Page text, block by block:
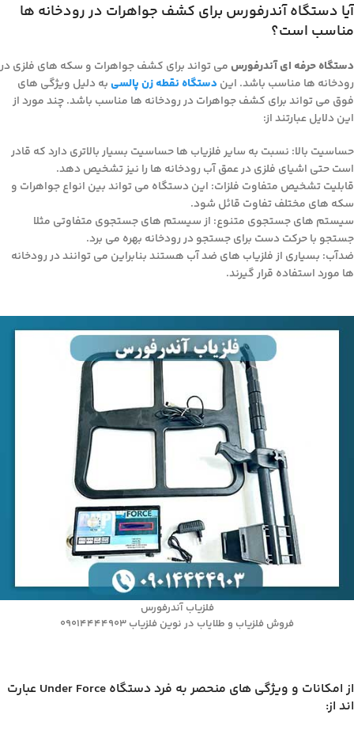
آیا دستگاه آندرفورس برای کشف جواهرات در رودخانه ها
مناسب است؟
دستگاه حرفه ای آندرفورسمی تواند برای کشف جواهرات و سکه های فلزی در
رودخانه ها مناسب باشد. ایندستگاه نقطه زن پالسیبه دلیل ویژگی های
فوق می تواند برای کشف جواهرات در رودخانه ها مناسب باشد. چند مورد از
این دلایل عبارتند از:
حساسیت بالا: نسبت به سایر فلزیاب ها حساسیت بسیار بالاتری دارد که قادر
است حتی اشیای فلزی در عمق آب رودخانه ها را نیز تشخیص دهد.
قابلیت تشخیص متفاوت فلزات: این دستگاه می تواند بین انواع جواهرات و
سکه های مختلف تفاوت قائل شود.
سیستم های جستجوی متنوع: از سیستم های جستجوی متفاوتی مثلا
جستجو با حرکت دست برای جستجو در رودخانه بهره می برد.
ضدآب: بسیاری از فلزیاب های ضد آب هستند بنابراین می توانند در رودخانه
ها مورد استفاده قرار گیرند.
فلزیاب آندرفورس
فروش فلزیاب و طلایاب در نوین فلزیاب 09014444903
از امکانات و ویژگی های منحصر به فرد دستگاه Under Force عبارت
اند از: